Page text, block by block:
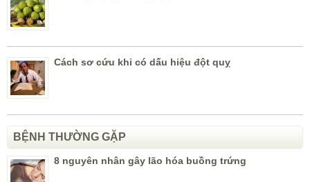
Cách sơ cứu khi có dấu hiệu đột quỵ
BỆNH THƯỜNG GẶP
8 nguyên nhân gây lão hóa buồng trứng